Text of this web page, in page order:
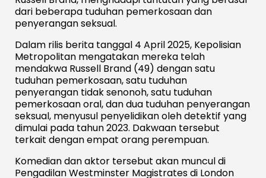
dari beberapa tuduhan pemerkosaan dan
penyerangan seksual.
Dalam rilis berita tanggal 4 April 2025, Kepolisian
Metropolitan mengatakan mereka telah
mendakwa Russell Brand (49) dengan satu
tuduhan pemerkosaan, satu tuduhan
penyerangan tidak senonoh, satu tuduhan
pemerkosaan oral, dan dua tuduhan penyerangan
seksual, menyusul penyelidikan oleh detektif yang
dimulai pada tahun 2023. Dakwaan tersebut
terkait dengan empat orang perempuan.
Komedian dan aktor tersebut akan muncul di
Pengadilan Westminster Magistrates di London